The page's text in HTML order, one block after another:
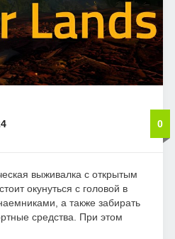
0
выживалка с открытым
окунуться с головой в
а также забирать
средства. При этом